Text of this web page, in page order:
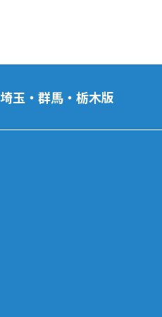
埼玉・群馬・栃木版